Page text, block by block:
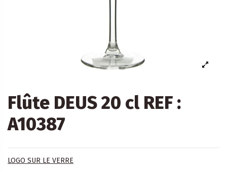
Flûte DEUS 20 cl REF :
A10387
LOGO SUR LE VERRE